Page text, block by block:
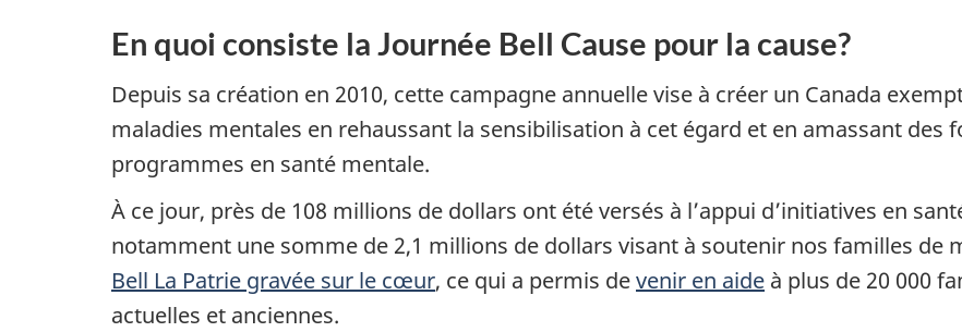
En quoi consiste la Journée Bell Cause pour la cause?
Depuis sa création en 2010, cette campagne annuelle vise à créer un Canada
maladies mentales en rehaussant la sensibilisation à cet égard et en amassant des
programmes en santé mentale.
À ce jour, près de 108 millions de dollars ont été versés à l’appui d’initiatives en
notamment une somme de 2,1 millions de dollars visant à soutenir nos familles de
Bell La Patrie gravée sur le cœur, ce qui a permis devenir en aide à plus de 20 000
actuelles et anciennes.